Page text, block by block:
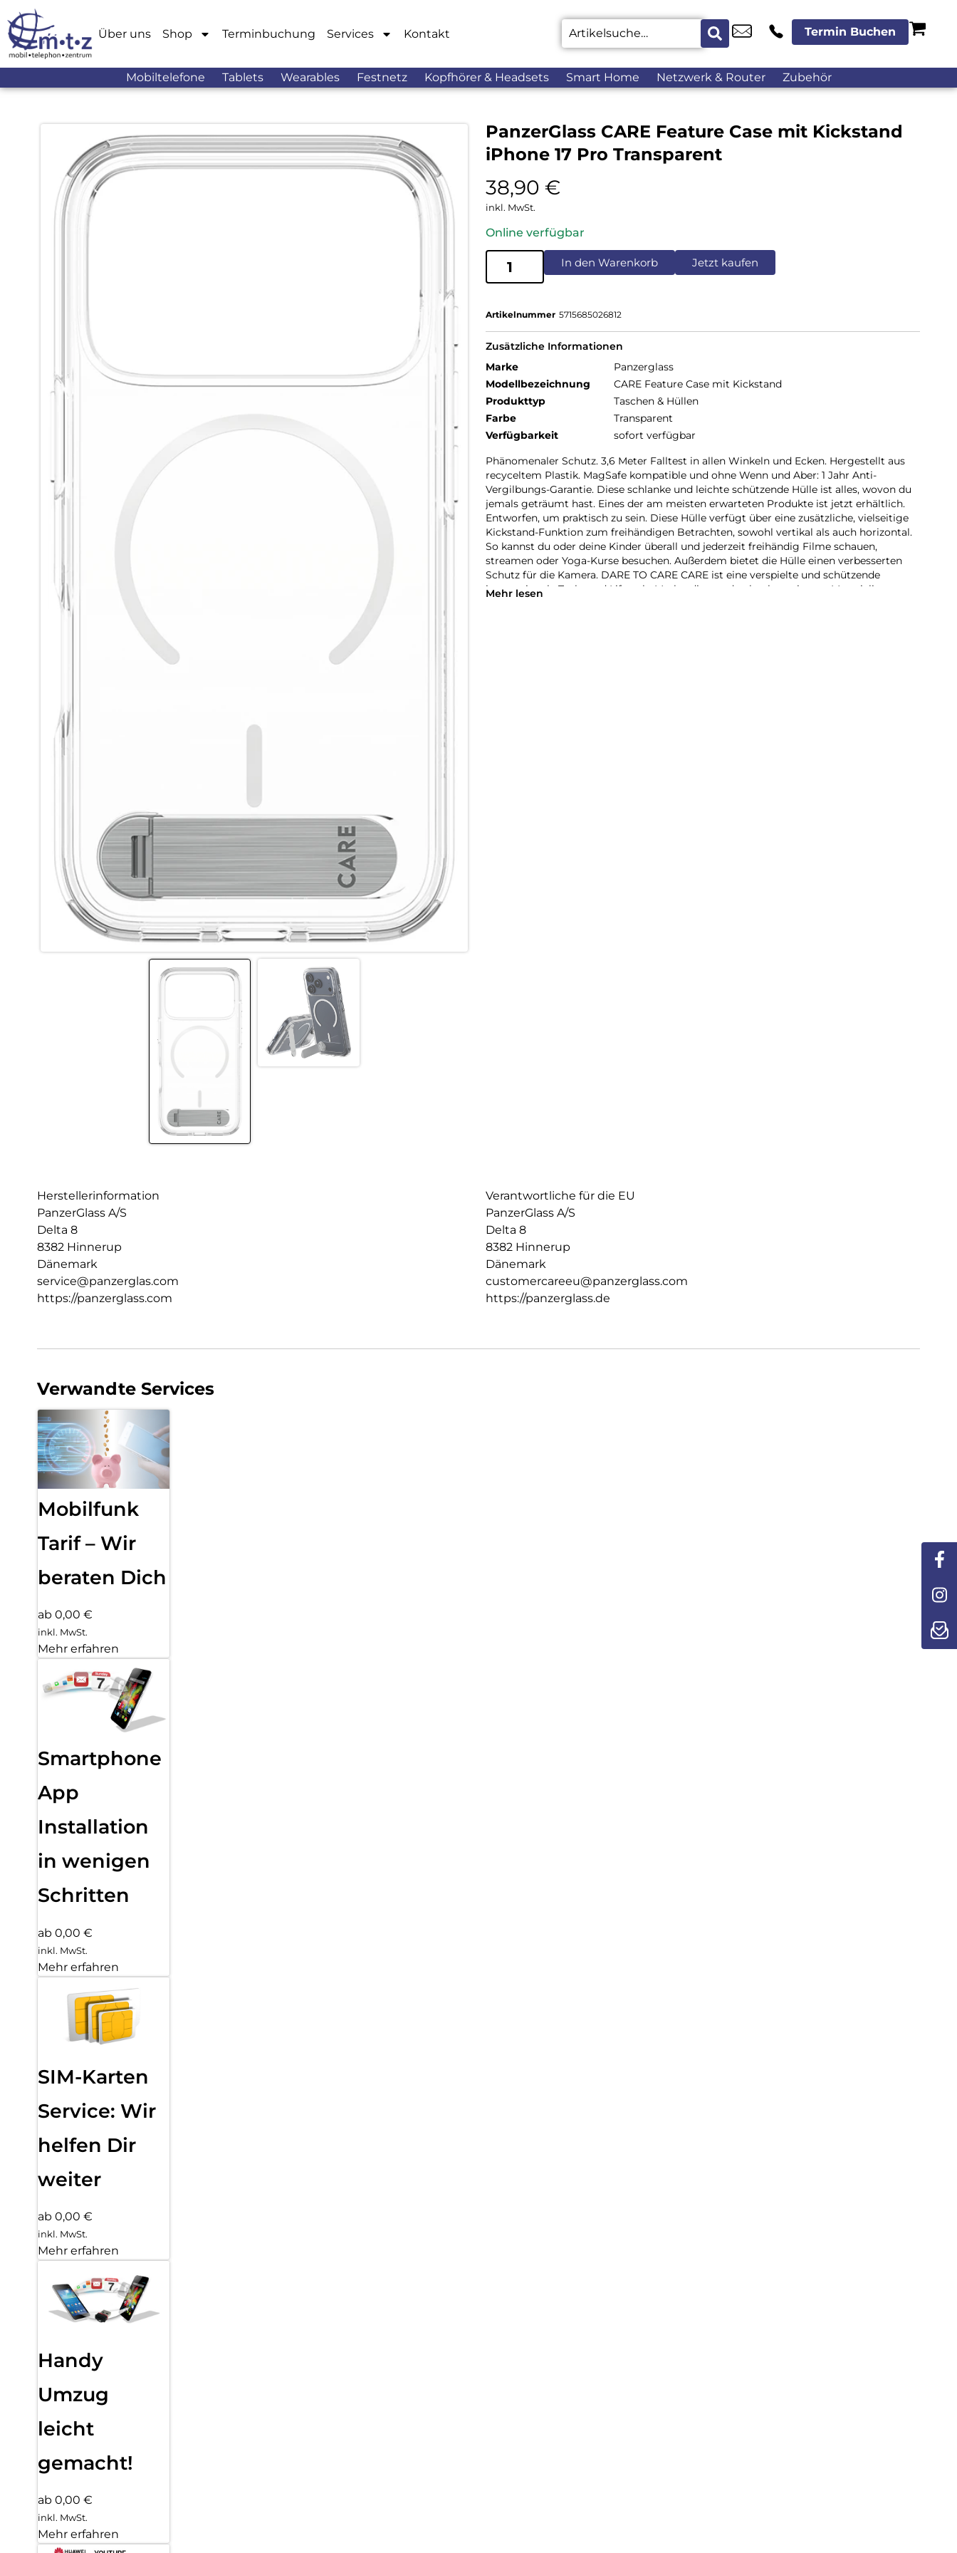
Über uns Shop Terminbuchung Services Kontakt Termin Buchen
Mobiltelefone Tablets Wearables Festnetz Kopfhörer & Headsets Smart Home Netzwerk & Router Zubehör
PanzerGlass CARE Feature Case mit Kickstand
iPhone 17 Pro Transparent
38,90 €
inkl. MwSt.
Online verfügbar
In den Warenkorb Jetzt kaufen
Artikelnummer 5715685026812
Zusätzliche Informationen
Marke
Panzerglass
Modellbezeichnung
CARE Feature Case mit Kickstand
Produkttyp
Taschen & Hüllen
Farbe
Transparent
Verfügbarkeit
sofort verfügbar
Phänomenaler Schutz. 3,6 Meter Falltest in allen Winkeln und Ecken. Hergestellt aus
recyceltem Plastik. MagSafe kompatible und ohne Wenn und Aber: 1 Jahr Anti-
Vergilbungs-Garantie. Diese schlanke und leichte schützende Hülle ist alles, wovon du
jemals geträumt hast. Eines der am meisten erwarteten Produkte ist jetzt erhältlich.
Entworfen, um praktisch zu sein. Diese Hülle verfügt über eine zusätzliche, vielseitige
Kickstand-Funktion zum freihändigen Betrachten, sowohl vertikal als auch horizontal.
So kannst du oder deine Kinder überall und jederzeit freihändig Filme schauen,
streamen oder Yoga-Kurse besuchen. Außerdem bietet die Hülle einen verbesserten
Schutz für die Kamera. DARE TO CARE CARE ist eine verspielte und schützende
internationale Tech- und Lifestyle-Marke, die aus den hochwertigsten Materialien
Mehr lesen
Herstellerinformation
PanzerGlass A/S
Delta 8
8382 Hinnerup
Dänemark
service@panzerglas.com
https://panzerglass.com
Verantwortliche für die EU
PanzerGlass A/S
Delta 8
8382 Hinnerup
Dänemark
customercareeu@panzerglass.com
https://panzerglass.de
Verwandte Services
Mobilfunk
Tarif – Wir
beraten Dich
ab 0,00 €
inkl. MwSt.
Mehr erfahren
Smartphone
App
Installation
in wenigen
Schritten
ab 0,00 €
inkl. MwSt.
Mehr erfahren
SIM-Karten
Service: Wir
helfen Dir
weiter
ab 0,00 €
inkl. MwSt.
Mehr erfahren
Handy
Umzug
leicht
gemacht!
ab 0,00 €
inkl. MwSt.
Mehr erfahren